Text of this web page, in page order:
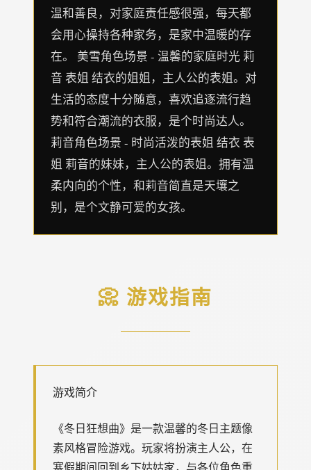
温和善良，对家庭责任感很强，每天都
会用心操持各种家务，是家中温暖的存
在。 美雪角色场景 - 温馨的家庭时光 莉
音 表姐 结衣的姐姐，主人公的表姐。对
生活的态度十分随意，喜欢追逐流行趋
势和符合潮流的衣服，是个时尚达人。
莉音角色场景 - 时尚活泼的表姐 结衣 表
姐 莉音的妹妹，主人公的表姐。拥有温
柔内向的个性，和莉音简直是天壤之
别，是个文静可爱的女孩。
📀 游戏指南
游戏简介
《冬日狂想曲》是一款温馨的冬日主题像
素风格冒险游戏。玩家将扮演主人公，在
寒假期间回到乡下姑姑家，与各位角色重